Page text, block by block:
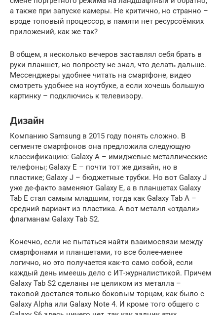
а также при запуске камеры. Не критично, но странно –
вроде топовый процессор, в памяти нет ресурсоёмких
приложений, как же так?
В общем, я несколько вечеров заставлял себя брать в
руки планшет, но попросту не знал, что делать дальше.
Мессенджеры удобнее читать на смартфоне, видео
смотреть удобнее на ноутбуке, а если хочешь большую
картинку – подключись к телевизору.
Дизайн
Компанию Samsung в 2015 году понять сложно. В
сегменте смартфонов она предложила следующую
классификацию: Galaxy A – имиджевые металлические
телефоны; Galaxy E – почти тот же дизайн, но в
пластике; Galaxy J – бюджетные трубки. Но вот Galaxy J
уже де-факто заменяют Galaxy E, а в планшетах Galaxy
Tab E стал самым младшим, тогда как Galaxy Tab A –
средний вариант из пластика. А вот металл «отдали»
флагманам Galaxy Tab S2.
Конечно, если не пытаться найти взаимосвязи между
смартфонами и планшетами, то все более-менее
логично, но это получается как-то само собой, если
каждый день имеешь дело с ИТ-журналистикой. Причем
Galaxy Tab S2 сделаны не целиком из металла –
таковой достался только боковым торцам, как было с
Galaxy Alpha или Galaxy Note 4. И кроме того общего с